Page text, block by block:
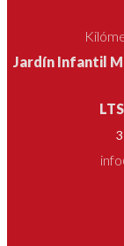
Jardín Infantil